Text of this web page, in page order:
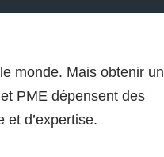
monde. Mais obtenir un
PME dépensent des
et d’expertise.